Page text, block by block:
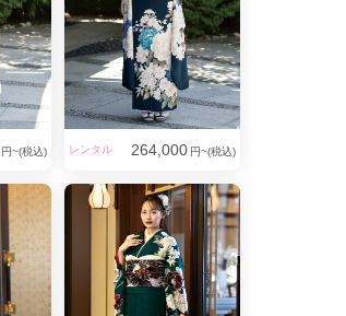
円~(税込) レンタル 264,000 円~(税込)